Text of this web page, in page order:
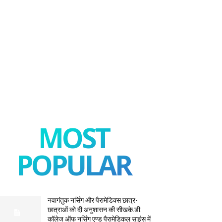
MOST
POPULAR
नवागंतुक नर्सिंग और पैरामेडिक्स छात्र-
छात्राओं को दी अनुशासन की सीखके.डी.
कॉलेज ऑफ नर्सिंग एण्ड पैरामेडिकल साइंस में